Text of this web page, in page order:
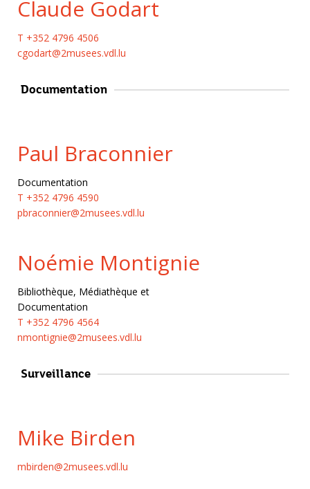
Claude Godart
T +352 4796 4506
cgodart@2musees.vdl.lu
Documentation
Paul Braconnier
Documentation
T +352 4796 4590
pbraconnier@2musees.vdl.lu
Noémie Montignie
Bibliothèque, Médiathèque et
Documentation
T +352 4796 4564
nmontignie@2musees.vdl.lu
Surveillance
Mike Birden
mbirden@2musees.vdl.lu